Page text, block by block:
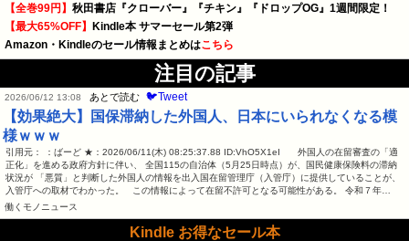
【全巻99円】 秋田書店『クローバー』『チキン』『ドロップOG』1週間限定！
【最大65%OFF】
Kindle本 サマーセール第2弾
Amazon・Kindleのセール情報まとめはこちら
注目の記事
2026/06/12 13:08 あとで読む 🐦Tweet
【効果絶大】国保滞納した外国人、日本にいられなくなる模
様ｗｗｗ
引用元： ：ばーど ★：2026/06/11(木) 08:25:37.88 ID:VhO5X1eI 外国人の在留審査の「適
正化」を進める政府方針に伴い、 全国115の自治体（5月25日時点）が、国民健康保険料の滞納
状況が 「悪質」と判断した外国人の情報を出入国在留管理庁（入管庁）に提供していることが、
入管庁への取材でわかった。 この情報によって在留不許可となる可能性がある。 令和７年…
働くモノニュース
Kindle お得なセール本